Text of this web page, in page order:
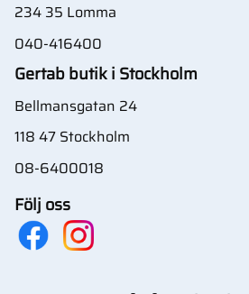
234 35 Lomma
040-416400
Gertab butik i Stockholm
Bellmansgatan 24
118 47 Stockholm
08-6400018
Följ oss